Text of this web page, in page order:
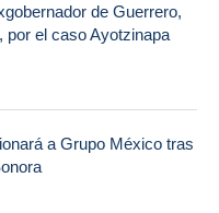
de Guerrero,
por el caso Ayotzinapa
a Grupo México tras